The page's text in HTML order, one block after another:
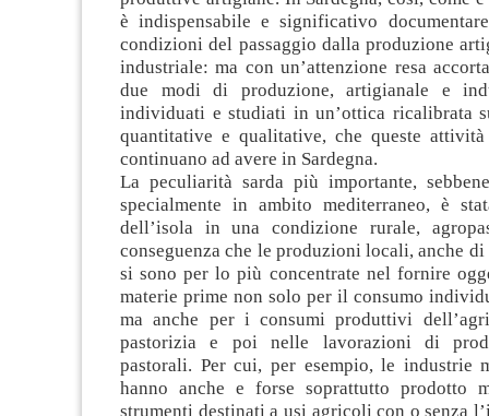
è indispensabile e significativo
condizioni del passaggio dalla produzione
industriale: ma con un’attenzione resa
due modi di produzione, artigianale e
individuati e studiati in un’ottica ricalibrata
quantitative e qualitative, che queste
continuano ad avere in Sardegna.
La peculiarità sarda più importante,
specialmente in ambito mediterraneo, è
dell’isola in una condizione rurale,
conseguenza che le produzioni locali, anche
si sono per lo più concentrate nel fornire
materie prime non solo per il consumo
ma anche per i consumi produttivi
pastorizia e poi nelle lavorazioni di
pastorali. Per cui, per esempio, le industrie
hanno anche e forse soprattutto prodotto
strumenti destinati a usi agricoli con o senza